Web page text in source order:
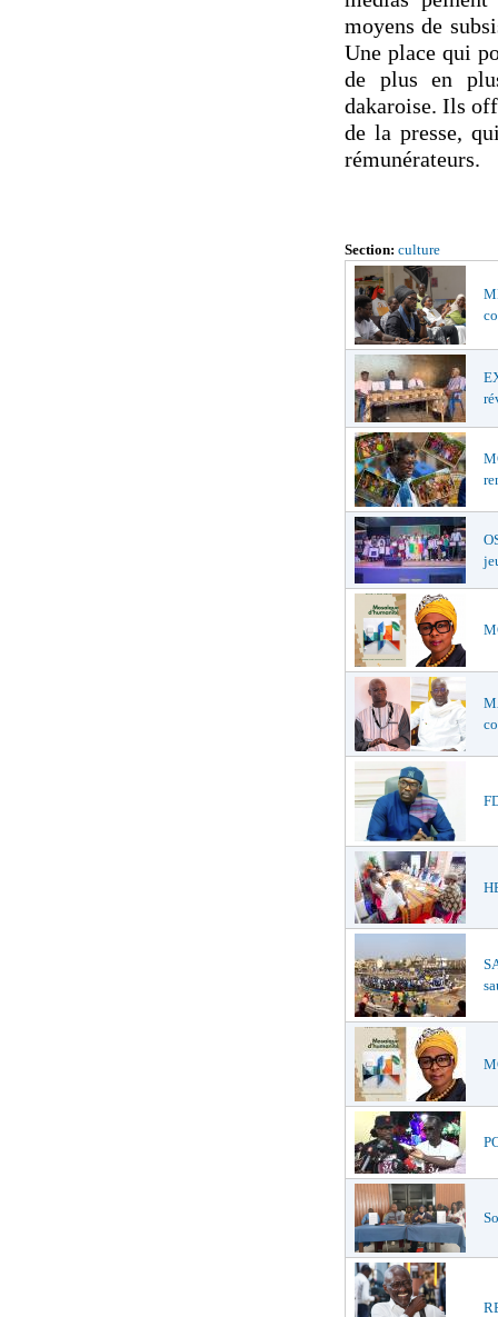
moyens de
Une place qui
de plus en
dakaroise. Ils
de la presse,
rémunérateurs.
Section: culture